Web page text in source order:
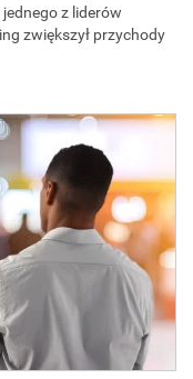
z liderów
zwiększył przychody